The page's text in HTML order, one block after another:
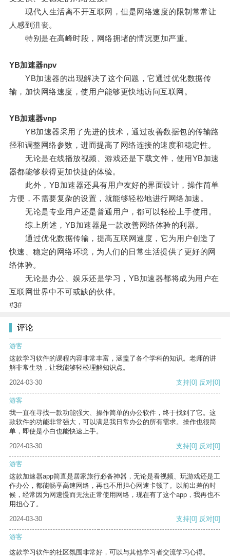
现代人生活离不开互联网，但是网络速度的限制常常让
人感到沮丧。
特别是在高峰时段，网络拥堵的情况更加严重。
YB加速器npv
YB加速器的出现解决了这个问题，它通过优化数据传
输，加快网络速度，使用户能够更快地访问互联网。
YB加速器vnp
YB加速器采用了先进的技术，通过改善数据包的传输路
径和调整网络参数，进而提高了网络连接的速度和稳定性。
无论是在线播放视频、游戏还是下载文件，使用YB加速
器都能够获得更加快捷的体验。
此外，YB加速器还具有用户友好的界面设计，操作简单
方便，不需要复杂的设置，就能够轻松地进行网络加速。
无论是专业用户还是普通用户，都可以轻松上手使用。
综上所述，YB加速器是一款改善网络体验的利器。
通过优化数据传输，提高互联网速度，它为用户创造了
快速、稳定的网络环境，为人们的日常生活提供了更好的网
络体验。
无论是办公、娱乐还是学习，YB加速器都将成为用户在
互联网世界中不可或缺的伙伴。
#3#
评论
游客
这款学习软件的课程内容非常丰富，涵盖了各个学科的知识。老师的讲
解非常生动，让我能够轻松理解知识点。
2024-03-30
支持[0] 反对[0]
游客
我一直在寻找一款功能强大、操作简单的办公软件，终于找到了它。这
款软件的功能非常强大，可以满足我日常办公的所有需求。操作也很简
单，即使是小白也能快速上手。
2024-03-30
支持[0] 反对[0]
游客
这款加速器app简直是居家旅行必备神器，无论是看视频、玩游戏还是工
作办公，都能畅享高速网络，再也不用担心网速卡顿了。以前出差的时
候，经常因为网速慢而无法正常使用网络，现在有了这个app，我再也不
用担心了。
2024-03-30
支持[0] 反对[0]
游客
这款学习软件的社区氛围非常好，可以与其他学习者交流学习心得。